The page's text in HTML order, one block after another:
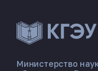
Министерство